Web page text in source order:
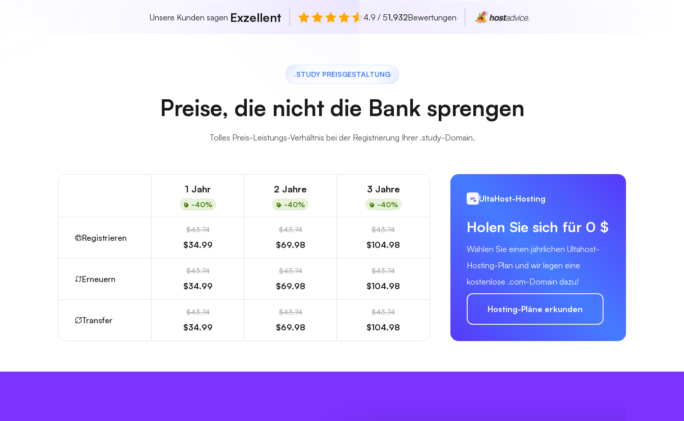
Unsere Kunden sagen Exzellent 4.9 / 51,932Bewertungen
.STUDY PREISGESTALTUNG
Preise, die nicht die Bank sprengen
Tolles Preis-Leistungs-Verhältnis bei der Registrierung Ihrer .study-Domain.
1 Jahr
-40%
2 Jahre
-40%
3 Jahre
-40%
Registrieren
$43.74
$34.99
$43.74
$69.98
$43.74
$104.98
Erneuern
$43.74
$34.99
$43.74
$69.98
$43.74
$104.98
Transfer
$43.74
$34.99
$43.74
$69.98
$43.74
$104.98
UltaHost-Hosting
Holen Sie sich für 0 $
Wählen Sie einen jährlichen Ultahost-
Hosting-Plan und wir legen eine
kostenlose .com-Domain dazu!
Hosting-Pläne erkunden